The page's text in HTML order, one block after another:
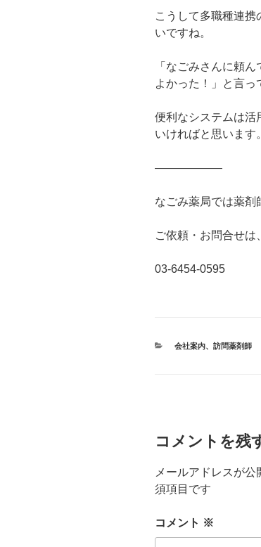
こうして多職種連携
いですね。
「なごみさんに頼
よかった！」と言っ
便利なシステムは活
いければと思います。
――――――
なごみ薬局では薬剤
ご依頼・お問合せは
03-6454-0595
カ
会社案内、 訪問薬剤師
コメントを残
メールアドレスが公
須項目です
コメント ※